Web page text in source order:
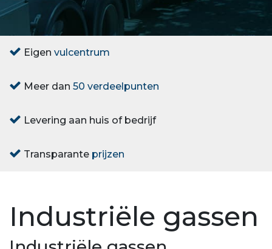
Eigen vulcentrum
Meer dan 50 verdeelpunten
Levering aan huis of bedrijf
Transparante prijzen
Industriële gassen